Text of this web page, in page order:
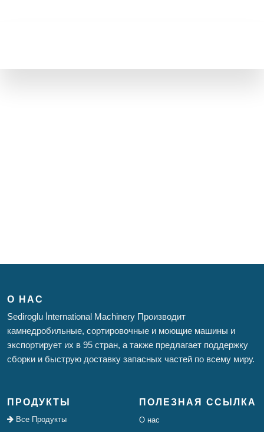
О НАС
Sediroglu İnternational Machinery Производит
камнедробильные, сортировочные и моющие машины и
экспортирует их в 95 стран, а также предлагает поддержку
сборки и быструю доставку запасных частей по всему миру.
ПРОДУКТЫ
Все Продукты
ПОЛЕЗНАЯ ССЫЛКА
О нас